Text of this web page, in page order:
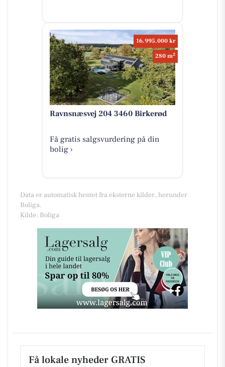
16.995.000 kr
280 m2
Ravnsnæsvej 204 3460 Birkerød
Få gratis salgsvurdering på din
bolig ›
Data er automatisk hentet fra eksterne kilder, herunder
Boliga.
Kilde: Boliga
Få lokale nyheder GRATIS